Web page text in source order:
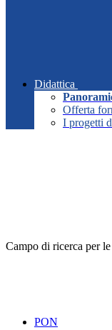
Didattica
Offerta
I progetti
Campo di ricerca per
PON